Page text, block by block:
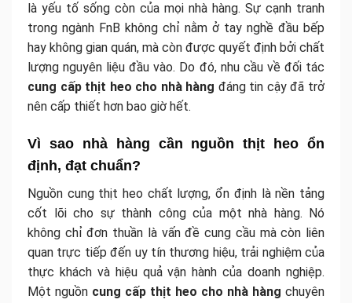
là yếu tố sống còn của mọi nhà hàng. Sự cạnh tranh
trong ngành FnB không chỉ nằm ở tay nghề đầu bếp
hay không gian quán, mà còn được quyết định bởi chất
lượng nguyên liệu đầu vào. Do đó, nhu cầu về đối tác
cung cấp thịt heo cho nhà hàng đáng tin cậy đã trở
nên cấp thiết hơn bao giờ hết.
Vì sao nhà hàng cần nguồn thịt heo ổn
định, đạt chuẩn?
Nguồn cung thịt heo chất lượng, ổn định là nền tảng
cốt lõi cho sự thành công của một nhà hàng. Nó
không chỉ đơn thuần là vấn đề cung cầu mà còn liên
quan trực tiếp đến uy tín thương hiệu, trải nghiệm của
thực khách và hiệu quả vận hành của doanh nghiệp.
Một nguồn cung cấp thịt heo cho nhà hàng chuyên